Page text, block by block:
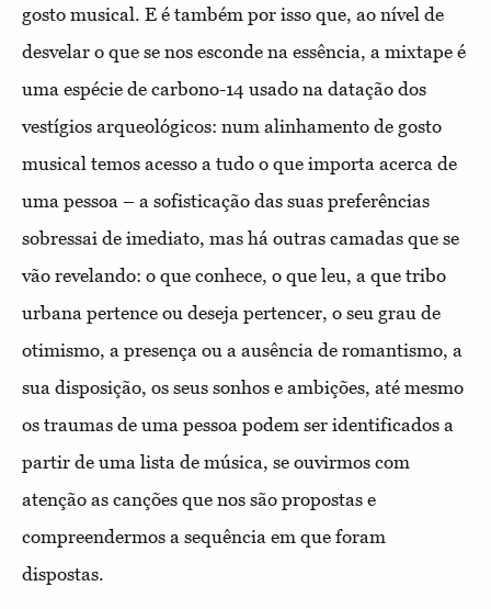
gosto musical. E é também por isso que, ao nível de
desvelar o que se nos esconde na essência, a mixtape é
uma espécie de carbono-14 usado na datação dos
vestígios arqueológicos: num alinhamento de gosto
musical temos acesso a tudo o que importa acerca de
uma pessoa – a sofisticação das suas preferências
sobressai de imediato, mas há outras camadas que se
vão revelando: o que conhece, o que leu, a que tribo
urbana pertence ou deseja pertencer, o seu grau de
otimismo, a presença ou a ausência de romantismo, a
sua disposição, os seus sonhos e ambições, até mesmo
os traumas de uma pessoa podem ser identificados a
partir de uma lista de música, se ouvirmos com
atenção as canções que nos são propostas e
compreendermos a sequência em que foram
dispostas.